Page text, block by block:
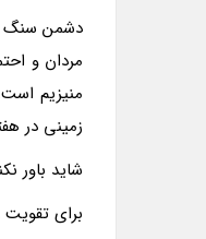
دشمن سنگ
مردان و
زمینی در هفته مصرف می
شاید باور
برای